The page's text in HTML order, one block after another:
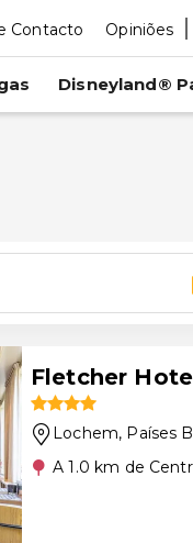
Contacto Opiniões
Disneyland®
Fletcher
Lochem, Países
A 1.0 km de